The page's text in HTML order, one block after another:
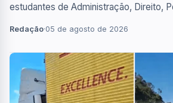
estudantes de Administração, Direito,
Redação·05 de agosto de 2026